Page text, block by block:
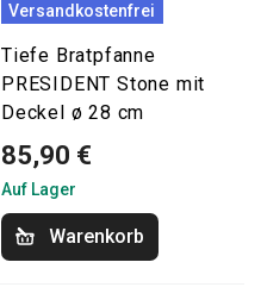
Versandkostenfrei
Tiefe Bratpfanne
PRESIDENT Stone mit
Deckel ø 28 cm
85,90 €
Auf Lager
Warenkorb